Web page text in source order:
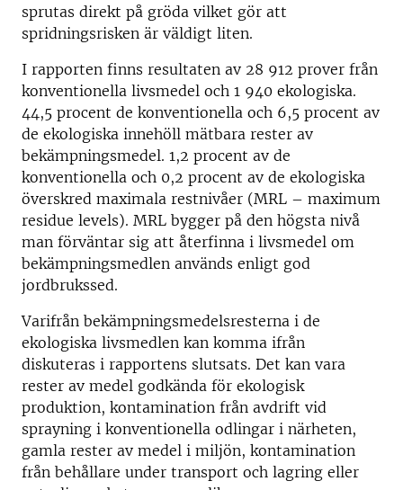
sprutas direkt på gröda vilket gör att
spridningsrisken är väldigt liten.
I rapporten finns resultaten av 28 912 prover från
konventionella livsmedel och 1 940 ekologiska.
44,5 procent de konventionella och 6,5 procent av
de ekologiska innehöll mätbara rester av
bekämpningsmedel. 1,2 procent av de
konventionella och 0,2 procent av de ekologiska
överskred maximala restnivåer (MRL – maximum
residue levels). MRL bygger på den högsta nivå
man förväntar sig att återfinna i livsmedel om
bekämpningsmedlen används enligt god
jordbrukssed.
Varifrån bekämpningsmedelsresterna i de
ekologiska livsmedlen kan komma ifrån
diskuteras i rapportens slutsats. Det kan vara
rester av medel godkända för ekologisk
produktion, kontamination från avdrift vid
sprayning i konventionella odlingar i närheten,
gamla rester av medel i miljön, kontamination
från behållare under transport och lagring eller